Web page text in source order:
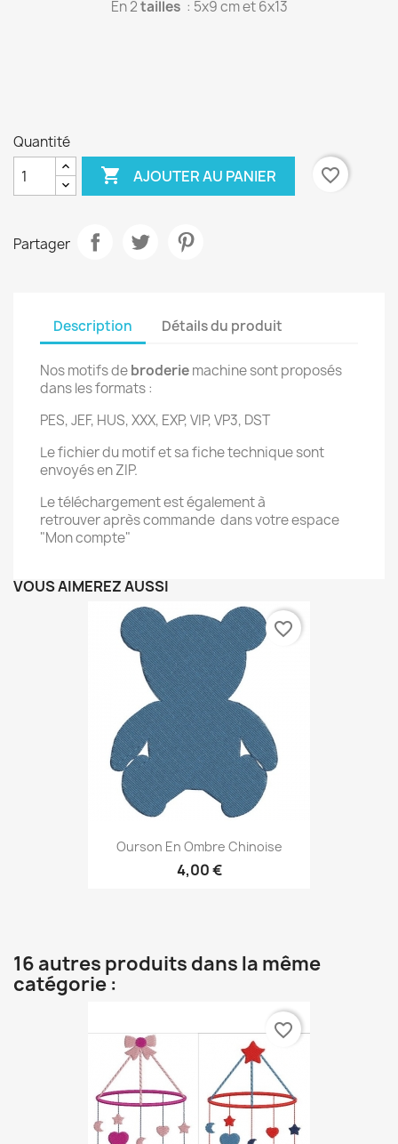
En 2tailles : 5x9 cm et 6x13
Quantité
 AJOUTER AU PANIER favorite_border
Partager
Description Détails du produit
Nos motifs debroderiemachine sont proposés
dans les formats :
PES, JEF, HUS, XXX, EXP, VIP, VP3, DST
Le fichier du motif et sa fiche technique sont
envoyés en ZIP.
Le téléchargement est également à
retrouver après commande dans votre espace
"Mon compte"
VOUS AIMEREZ AUSSI
Ourson En Ombre Chinoise
4,00 €
favorite_border
16 autres produits dans la même
catégorie :
favorite_border